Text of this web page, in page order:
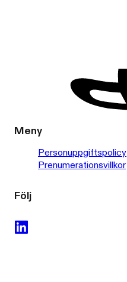
Meny
Personuppgiftspolicy
Prenumerationsvillkor
Följ